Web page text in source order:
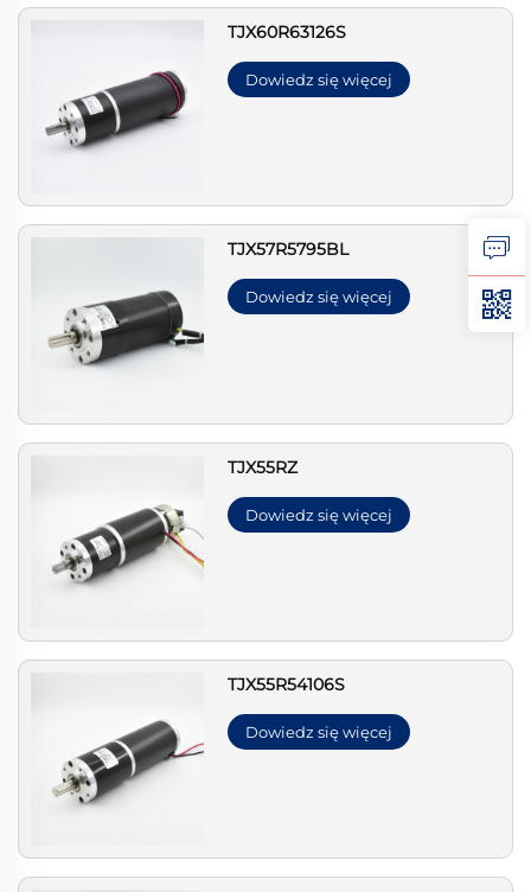
TJX60R63126S
Dowiedz się więcej
TJX57R5795BL
Dowiedz się więcej
TJX55RZ
Dowiedz się więcej
TJX55R54106S
Dowiedz się więcej